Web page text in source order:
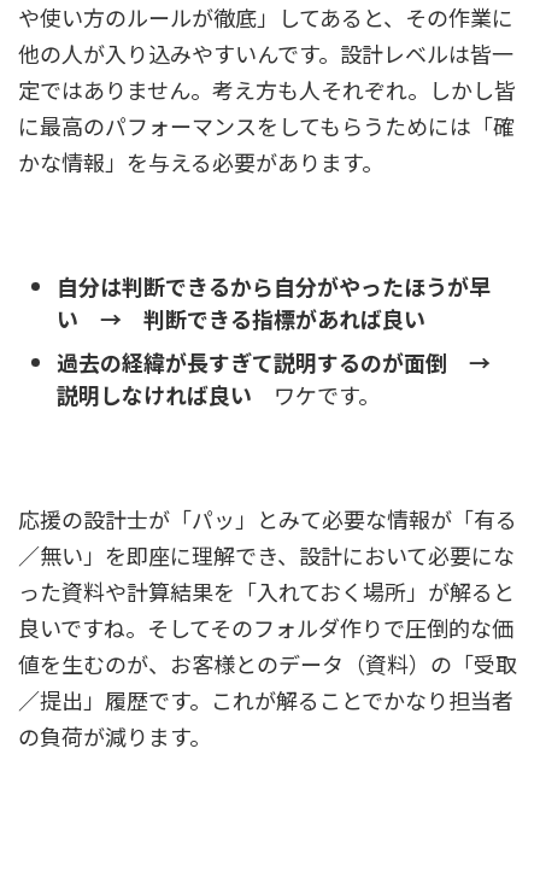
や使い方のルールが徹底」してあると、その作業に
他の人が入り込みやすいんです。設計レベルは皆一
定ではありません。考え方も人それぞれ。しかし皆
に最高のパフォーマンスをしてもらうためには「確
かな情報」を与える必要があります。
自分は判断できるから自分がやったほうが早
い → 判断できる指標があれば良い
過去の経緯が長すぎて説明するのが面倒 →
説明しなければ良い ワケです。
応援の設計士が「パッ」とみて必要な情報が「有る
／無い」を即座に理解でき、設計において必要にな
った資料や計算結果を「入れておく場所」が解ると
良いですね。 そしてそのフォルダ作りで圧倒的な価
値を生むのが、お客様とのデータ（資料）の「受取
／提出」履歴です。これが解ることでかなり担当者
の負荷が減ります。